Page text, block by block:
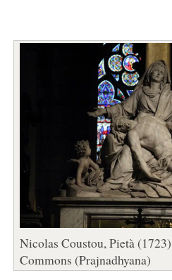
Nicolas Coustou, Pietà
Commons (Prajnadhyana)